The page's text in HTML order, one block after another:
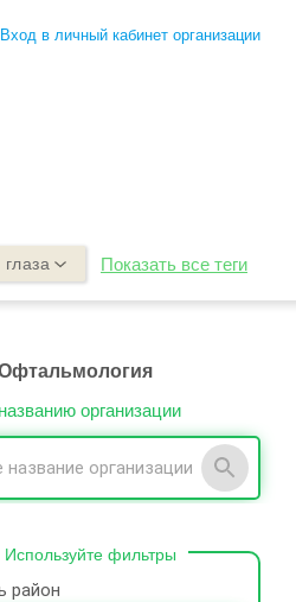
Вход в личный кабинет организации
Показать все теги
организации
Используйте фильтры
район